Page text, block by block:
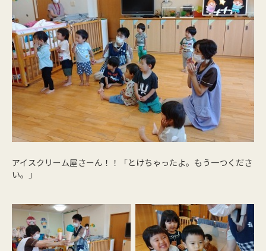
アイスクリーム屋さーん！！「とけちゃったよ。もう一つくださ
い。」